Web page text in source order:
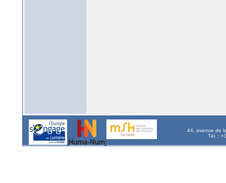
44, avenue de
Tél. :